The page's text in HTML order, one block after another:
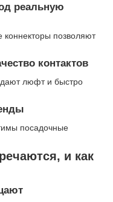
реальную
позволяют
контактов
дают люфт и быстро
посадочные
и как